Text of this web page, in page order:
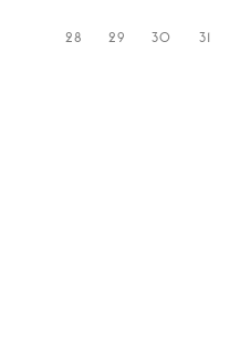
28 29 30 31